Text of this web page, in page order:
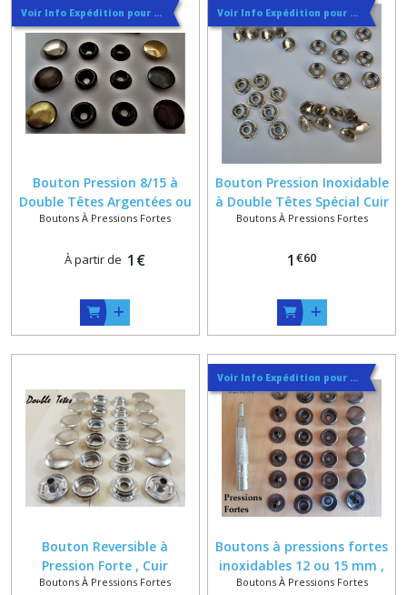
Voir Info Expédition pour Régler les Frais de Port au Meilleur Prix , En haut d'ecran à Droite
Bouton Pression 8/15 à
Double Têtes Argentées ou
Argent Noir
Boutons À Pressions Fortes
À partir de 1 €
Voir Info Expédition pour Régler les Frais de Port au Meilleur Prix , En haut d'ecran à Droite
Bouton Pression Inoxidable
à Double Têtes Spécial Cuir
Trés Epais
Boutons À Pressions Fortes
1 €60
Bouton Reversible à
Pression Forte , Cuir
Camping Auto Moto ,
Boutons À Pressions Fortes
Voir Info Expédition pour Régler les Frais de Port au Meilleur Prix , En haut d'ecran à Droite
Boutons à pressions fortes
inoxidables 12 ou 15 mm ,
coloris argenté ou canon de
Boutons À Pressions Fortes